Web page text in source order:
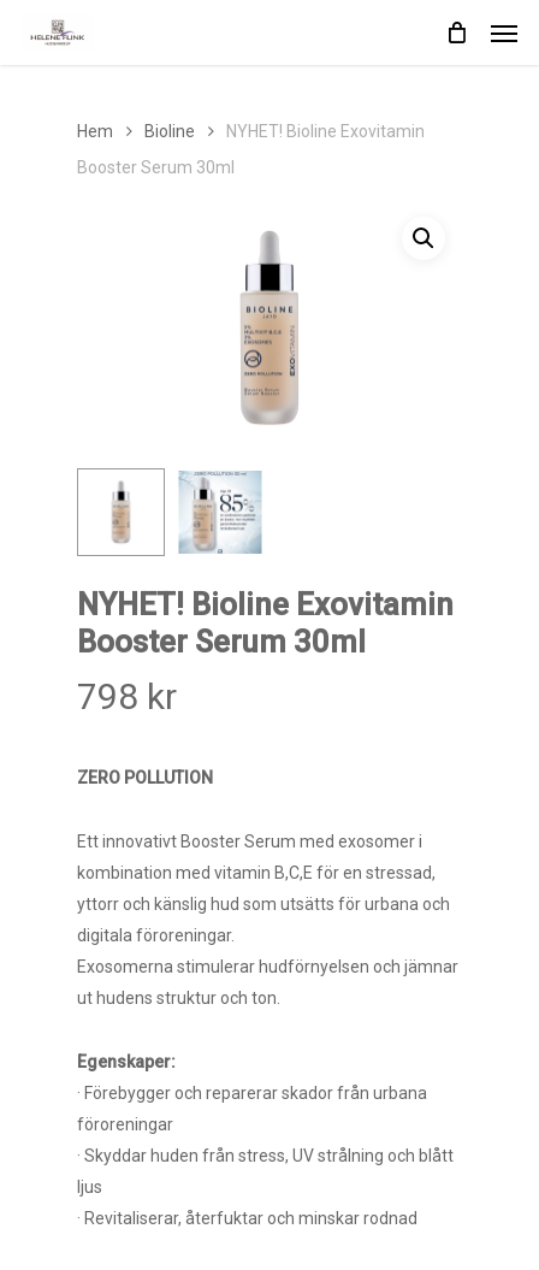
Hem Bioline
NYHET! Bioline Exovitamin
Booster Serum 30ml
NYHET! Bioline Exovitamin
Booster Serum 30ml
798 kr
ZERO POLLUTION
Ett innovativt Booster Serum med exosomer i
kombination med vitamin B,C,E för en stressad,
yttorr och känslig hud som utsätts för urbana och
digitala föroreningar.
Exosomerna stimulerar hudförnyelsen och jämnar
ut hudens struktur och ton.
Egenskaper:
· Förebygger och reparerar skador från urbana
föroreningar
· Skyddar huden från stress, UV strålning och blått
ljus
· Revitaliserar, återfuktar och minskar rodnad